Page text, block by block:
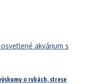
o rybách, strese